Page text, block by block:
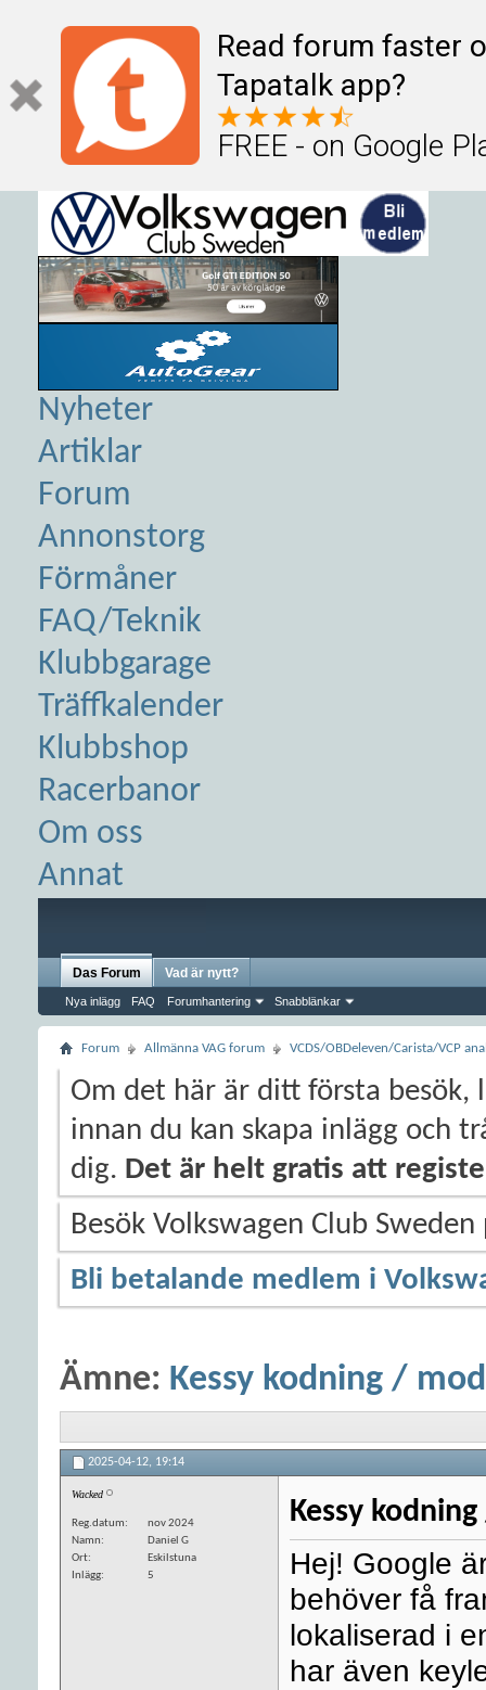
Read forum faster
Tapatalk app?
FREE - on Google
Nyheter
Artiklar
Forum
Annonstorg
Förmåner
FAQ/Teknik
Klubbgarage
Träffkalender
Klubbshop
Racerbanor
Om oss
Annat
Das Forum
Nya inlägg FAQ Forumhantering Snabblänkar
Vad är nytt?
Forum Allmänna VAG forum VCDS/OBDeleven/Carista/VCP
Om det här är ditt första besök,
innan du kan skapa inlägg och
dig. Det är helt gratis att
Besök Volkswagen Club
Bli betalande medlem i
Ämne: Kessy kodning /
2025-04-12, 19:14
Wacked
Reg.datum
nov 2024
Namn
Daniel G
Ort
Eskilstuna
Inlägg
5
Kessy
Hej! Google
behöver få
lokaliserad i
har även